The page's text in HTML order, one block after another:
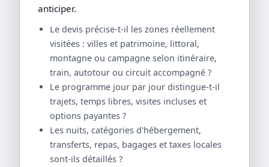
anticiper.
Le devis précise-t-il les zones réellement
visitées : villes et patrimoine, littoral,
montagne ou campagne selon itinéraire,
train, autotour ou circuit accompagné ?
Le programme jour par jour distingue-t-il
trajets, temps libres, visites incluses et
options payantes ?
Les nuits, catégories d'hébergement,
transferts, repas, bagages et taxes locales
sont-ils détaillés ?